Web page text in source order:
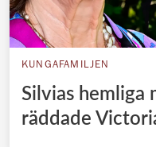
KUNGAFAMILJEN
Silvias hemliga
räddade